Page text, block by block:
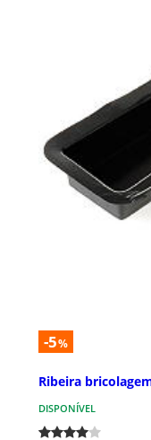
-5%
Ribeira
DISPONÍVEL